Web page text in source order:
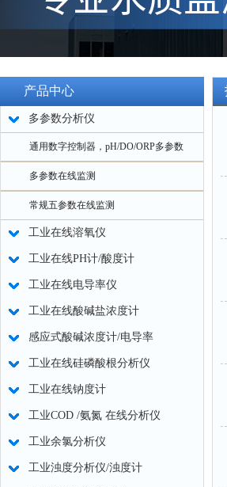
产品中心
多参数分析仪
通用数字控制器，pH/DO/ORP多参数
多参数在线监测
常规五参数在线监测
工业在线溶氧仪
工业在线PH计/酸度计
工业在线电导率仪
工业在线酸碱盐浓度计
感应式酸碱浓度计/电导率
工业在线硅磷酸根分析仪
工业在线钠度计
工业COD /氨氮 在线分析仪
工业余氯分析仪
工业浊度分析仪/浊度计